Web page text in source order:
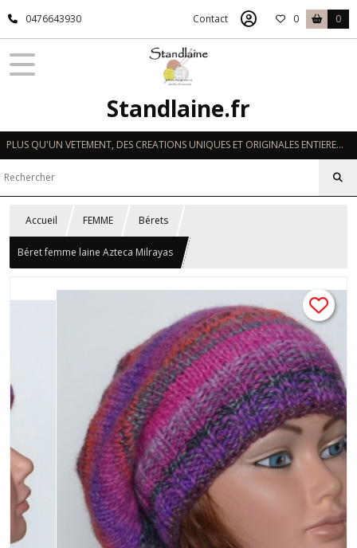
0476643930 Contact 0 0
Standlaine.fr
PLUS QU'UN VETEMENT, DES CREATIONS UNIQUES ET ORIGINALES ENTIEREMENT REALISEES A LA MAIN EN FRANCE
Accueil FEMME Bérets
Béret femme laine Azteca Milrayas